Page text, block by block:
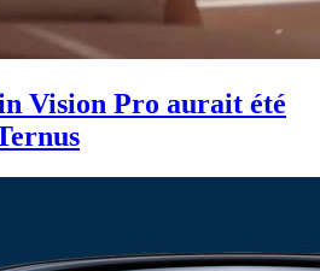
Vision Pro aurait été